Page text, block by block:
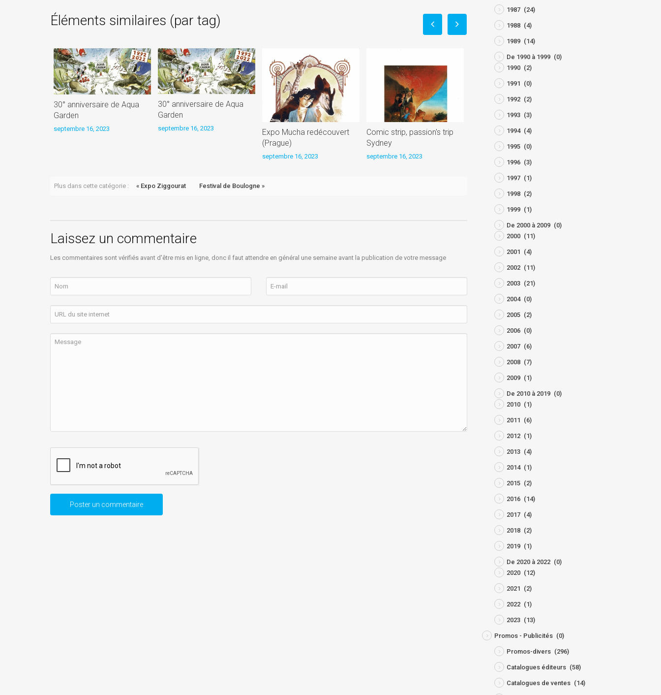
Éléments similaires (par tag)
30° anniversaire de Aqua
Garden
septembre 16, 2023
30° anniversaire de Aqua
Garden
septembre 16, 2023
Expo Mucha redécouvert
(Prague)
septembre 16, 2023
Comic strip, passion's trip
Sydney
septembre 16, 2023
21° Brussels International
Festival of Fantasy Film
septembre 16, 2023
Plus dans cette catégorie : « Expo Ziggourat Festival de Boulogne »
Laissez un commentaire
Les commentaires sont vérifiés avant d'être mis en ligne, donc il faut attendre en général une semaine avant la publication de votre message
1987 (24)
1988 (4)
1989 (14)
De 1990 à 1999 (0)
1990 (2)
1991 (0)
1992 (2)
1993 (3)
1994 (4)
1995 (0)
1996 (3)
1997 (1)
1998 (2)
1999 (1)
De 2000 à 2009 (0)
2000 (11)
2001 (4)
2002 (11)
2003 (21)
2004 (0)
2005 (2)
2006 (0)
2007 (6)
2008 (7)
2009 (1)
De 2010 à 2019 (0)
2010 (1)
2011 (6)
2012 (1)
2013 (4)
2014 (1)
2015 (2)
2016 (14)
2017 (4)
2018 (2)
2019 (1)
De 2020 à 2022 (0)
2020 (12)
2021 (2)
2022 (1)
2023 (13)
Promos - Publicités (0)
Promos-divers (296)
Catalogues éditeurs (58)
Catalogues de ventes (14)